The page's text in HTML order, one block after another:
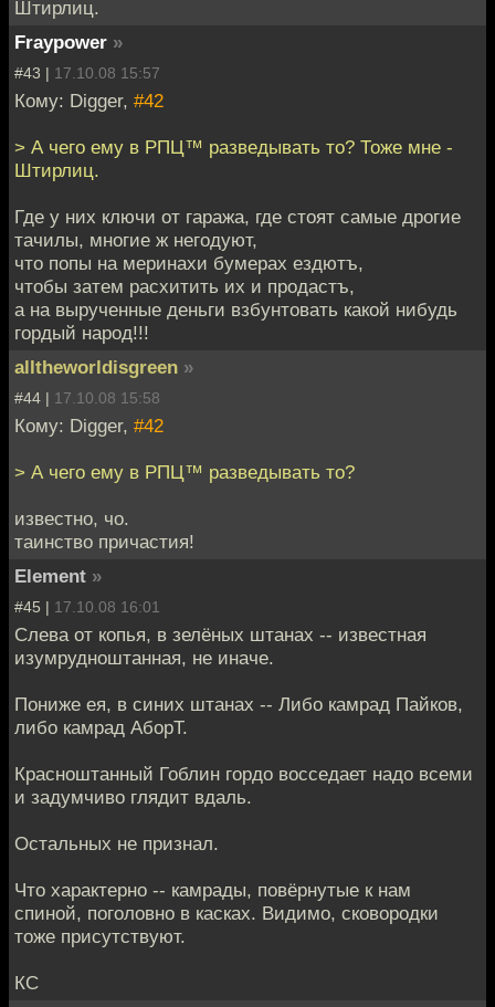
Штирлиц.
Fraypower »
#43 | 17.10.08 15:57
Кому: Digger, #42
> А чего ему в РПЦ™ разведывать то? Тоже мне -
Штирлиц.
Где у них ключи от гаража, где стоят самые дрогие
тачилы, многие ж негодуют,
что попы на меринахи бумерах ездютъ,
чтобы затем расхитить их и продастъ,
а на вырученные деньги взбунтовать какой нибудь
гордый народ!!!
alltheworldisgreen »
#44 | 17.10.08 15:58
Кому: Digger, #42
> А чего ему в РПЦ™ разведывать то?
известно, чо.
таинство причастия!
Element »
#45 | 17.10.08 16:01
Слева от копья, в зелёных штанах -- известная
изумрудноштанная, не иначе.
Пониже ея, в синих штанах -- Либо камрад Пайков,
либо камрад АборТ.
Красноштанный Гоблин гордо восседает надо всеми
и задумчиво глядит вдаль.
Остальных не признал.
Что характерно -- камрады, повёрнутые к нам
спиной, поголовно в касках. Видимо, сковородки
тоже присутствуют.
КС